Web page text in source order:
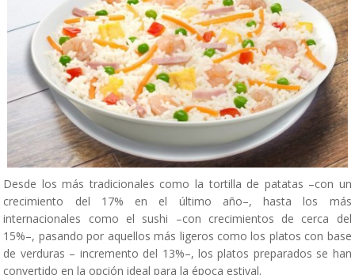
Desde los más tradicionales como la tortilla de patatas –con un
crecimiento del 17% en el último año–, hasta los más
internacionales como el sushi –con crecimientos de cerca del
15%–, pasando por aquellos más ligeros como los platos con base
de verduras – incremento del 13%–, los platos preparados se han
convertido en la opción ideal para la época estival.